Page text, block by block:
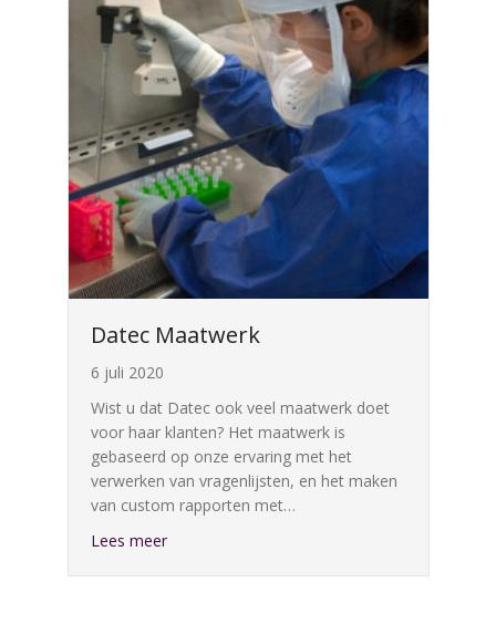
Datec Maatwerk
6 juli 2020
Wist u dat Datec ook veel maatwerk doet
voor haar klanten? Het maatwerk is
gebaseerd op onze ervaring met het
verwerken van vragenlijsten, en het maken
van custom rapporten met…
Lees meerabout Datec Maatwerk